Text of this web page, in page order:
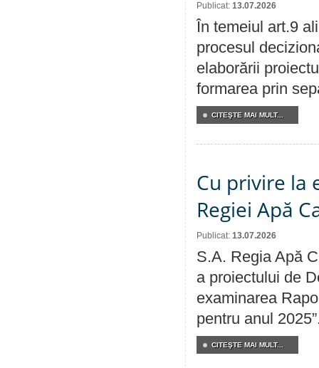
Publicat: 13.07.2026
În temeiul art.9
procesul
elaborării
formarea prin
CITEŞTE MAI MULT...
Cu privire la
Regiei Apă
Publicat: 13.07.2026
S.A. Regia Apă
a proiectului de
examinarea
pentru anul
CITEŞTE MAI MULT...